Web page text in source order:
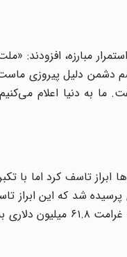
در نوروز ۱۳۸۸ با تأکید بر
دشمن دلیل پیروزی
ما به دنیا اعلام
ابراز تاسف کرد اما با
پرسیده شد که این
ایران جواب داد و در سال